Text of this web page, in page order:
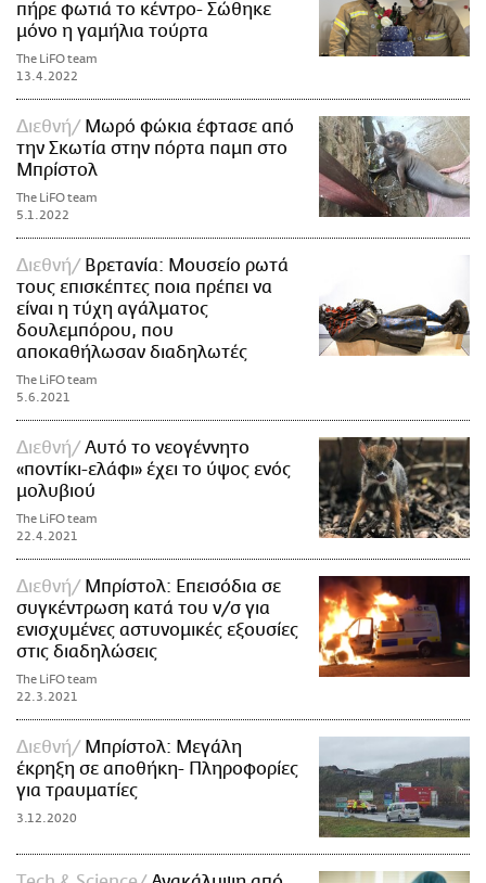
πήρε φωτιά το κέντρο- Σώθηκε
μόνο η γαμήλια τούρτα
The LiFO team
13.4.2022
Διεθνή
Μωρό φώκια έφτασε από
την Σκωτία στην πόρτα παμπ στο
Μπρίστολ
The LiFO team
5.1.2022
Διεθνή
Βρετανία: Μουσείο ρωτά
τους επισκέπτες ποια πρέπει να
είναι η τύχη αγάλματος
δουλεμπόρου, που
αποκαθήλωσαν διαδηλωτές
The LiFO team
5.6.2021
Διεθνή
Αυτό το νεογέννητο
«ποντίκι-ελάφι» έχει το ύψος ενός
μολυβιού
The LiFO team
22.4.2021
Διεθνή
Μπρίστολ: Επεισόδια σε
συγκέντρωση κατά του ν/σ για
ενισχυμένες αστυνομικές εξουσίες
στις διαδηλώσεις
The LiFO team
22.3.2021
Διεθνή
Μπρίστολ: Μεγάλη
έκρηξη σε αποθήκη- Πληροφορίες
για τραυματίες
3.12.2020